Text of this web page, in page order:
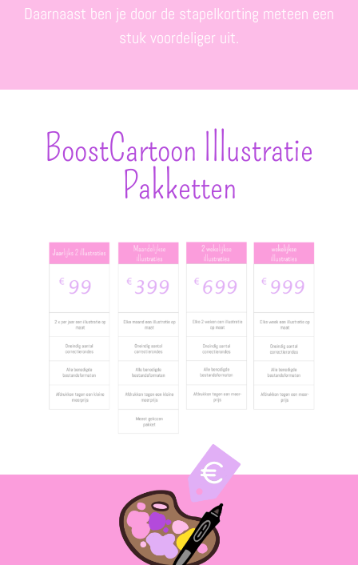
Daarnaast ben je door de stapelkorting meteen een
stuk voordeliger uit.
BoostCartoon Illustratie
Pakketten